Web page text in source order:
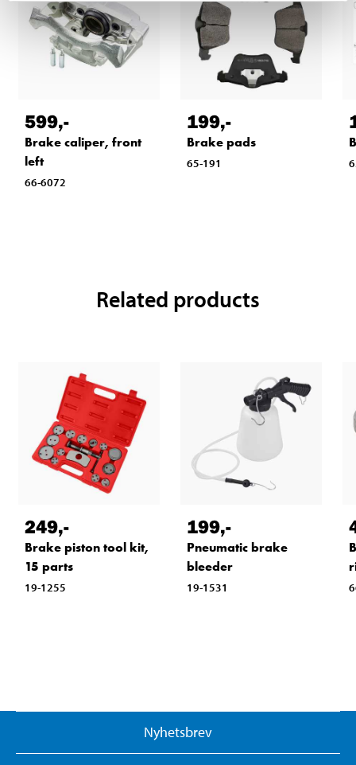
599,-
Brake caliper, front
left
66-6072
199,-
Brake pads
65-191
Related products
249,-
Brake piston tool kit,
15 parts
19-1255
199,-
Pneumatic brake
bleeder
19-1531
Nyhetsbrev